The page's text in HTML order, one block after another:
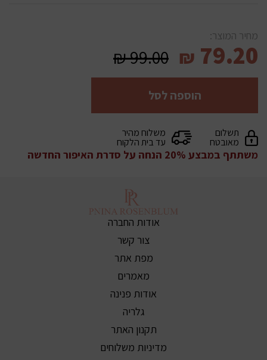
מחיר המוצר:
79.20
₪
99.00
₪
הוספה לסל
תשלום
מאובטח
משלוח מהיר
עד בית הלקוח
משתתף במבצע 20% הנחה על סדרת האיפור החדשה
אודות החברה
צור קשר
מפת אתר
מאמרים
אודות פנינה
גלריה
תקנון האתר
מדיניות משלוחים